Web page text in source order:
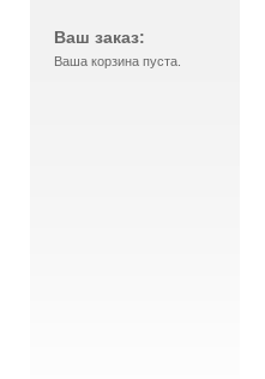
Ваш заказ:
Ваша корзина пуста.